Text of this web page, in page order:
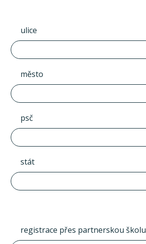
ulice
město
psč
stát
registrace přes partnerskou školu